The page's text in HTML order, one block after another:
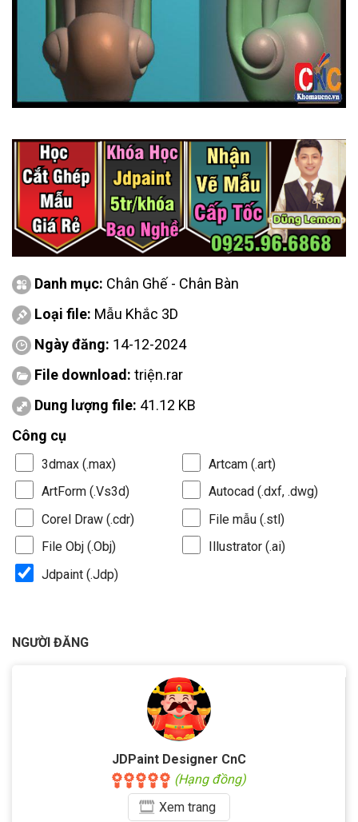
Danh mục: Chân Ghế - Chân Bàn
Loại file: Mẫu Khắc 3D
Ngày đăng: 14-12-2024
File download: triện.rar
Dung lượng file: 41.12 KB
Công cụ
3dmax (.max)
Artcam (.art)
ArtForm (.Vs3d)
Autocad (.dxf, .dwg)
Corel Draw (.cdr)
File mẫu (.stl)
File Obj (.Obj)
Illustrator (.ai)
Jdpaint (.Jdp)
NGƯỜI ĐĂNG
JDPaint Designer CnC
(Hạng đồng)
Xemtrang